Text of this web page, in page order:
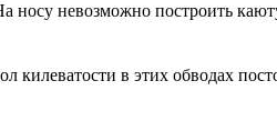
носу невозможно построить
в этих обводах